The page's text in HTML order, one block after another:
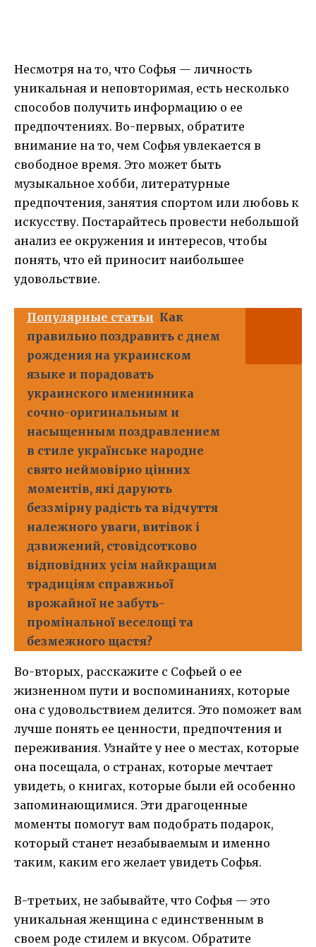
Несмотря на то, что Софья — личность
уникальная и неповторимая, есть несколько
способов получить информацию о ее
предпочтениях. Во-первых, обратите
внимание на то, чем Софья увлекается в
свободное время. Это может быть
музыкальное хобби, литературные
предпочтения, занятия спортом или любовь к
искусству. Постарайтесь провести небольшой
анализ ее окружения и интересов, чтобы
понять, что ей приносит наибольшее
удовольствие.
Популярные статьи Как
правильно поздравить с днем
рождения на украинском
языке и порадовать
украинского именинника
сочно-оригинальным и
насыщенным поздравлением
в стиле українське народне
свято неймовірно цінних
моментів, які дарують
беззмірну радість та відчуття
належного уваги, витівок і
дзвижений, стовідсотково
відповідних усім найкращим
традиціям справжньої
врожайної не забуть-
промінальної веселощі та
безмежного щастя?
Во-вторых, расскажите с Софьей о ее
жизненном пути и воспоминаниях, которые
она с удовольствием делится. Это поможет вам
лучше понять ее ценности, предпочтения и
переживания. Узнайте у нее о местах, которые
она посещала, о странах, которые мечтает
увидеть, о книгах, которые были ей особенно
запоминающимися. Эти драгоценные
моменты помогут вам подобрать подарок,
который станет незабываемым и именно
таким, каким его желает увидеть Софья.
В-третьих, не забывайте, что Софья — это
уникальная женщина с единственным в
своем роде стилем и вкусом. Обратите